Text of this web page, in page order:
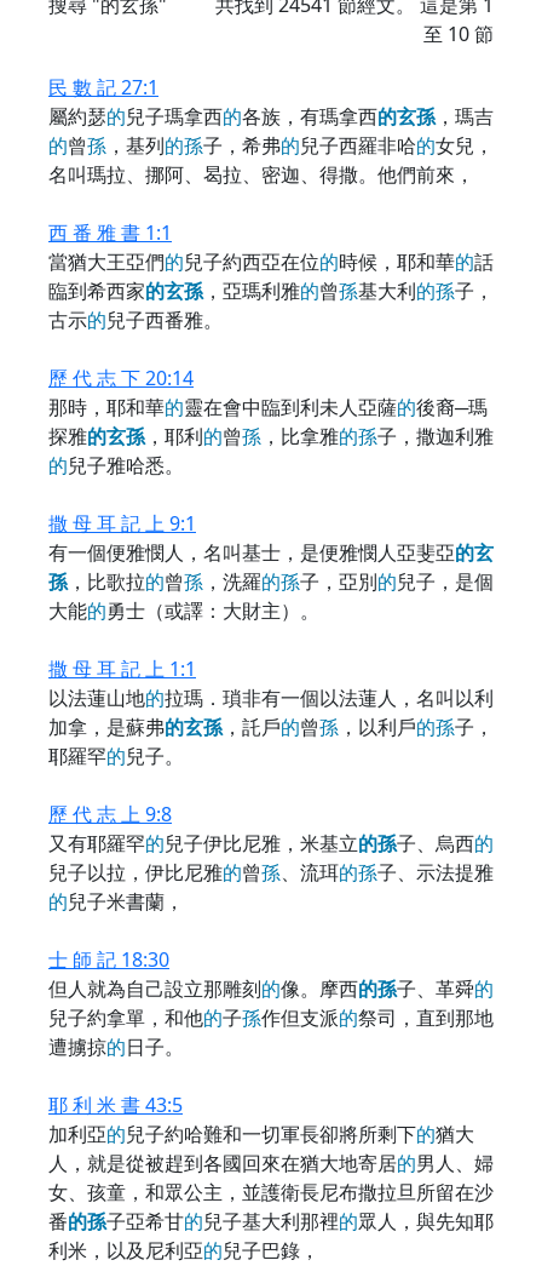
至 10 節
民 數 記 27:1
屬約瑟的兒子瑪拿西的各族，有瑪拿西的玄孫 ，瑪吉
的曾孫 ，基列的孫子，希弗的兒子西羅非哈的女兒，
名叫瑪拉、挪阿、曷拉、密迦、得撒。他們前來，
西 番 雅 書 1:1
當猶大王亞們的兒子約西亞在位的時候，耶和華的話
臨到希西家的玄孫 ，亞瑪利雅的曾孫基大利的孫子，
古示的兒子西番雅。
歷 代 志 下 20:14
那時，耶和華的靈在會中臨到利未人亞薩的後裔─瑪
探雅的玄孫 ，耶利的曾孫 ，比拿雅的孫子，撒迦利雅
的兒子雅哈悉。
撒 母 耳 記 上 9:1
有一個便雅憫人，名叫基士，是便雅憫人亞斐亞的玄
孫 ，比歌拉的曾孫 ，洗羅的孫子，亞別的兒子，是個
大能的勇士（或譯：大財主）。
撒 母 耳 記 上 1:1
以法蓮山地的拉瑪．瑣非有一個以法蓮人，名叫以利
加拿，是蘇弗的玄孫 ，託戶的曾孫 ，以利戶的孫子，
耶羅罕的兒子。
歷 代 志 上 9:8
又有耶羅罕的兒子伊比尼雅，米基立的孫子、烏西的
兒子以拉，伊比尼雅的曾孫、流珥的孫子、示法提雅
的兒子米書蘭，
士 師 記 18:30
但人就為自己設立那雕刻的像。摩西的孫子、革舜的
兒子約拿單，和他的子孫作但支派的祭司，直到那地
遭擄掠的日子。
耶 利 米 書 43:5
加利亞的兒子約哈難和一切軍長卻將所剩下的猶大
人，就是從被趕到各國回來在猶大地寄居的男人、婦
女、孩童，和眾公主，並護衛長尼布撒拉旦所留在沙
番的孫子亞希甘的兒子基大利那裡的眾人，與先知耶
利米，以及尼利亞的兒子巴錄，